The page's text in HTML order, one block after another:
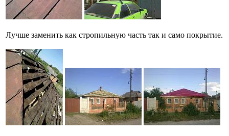
Лучше заменить как стропильную часть так и само покрытие.